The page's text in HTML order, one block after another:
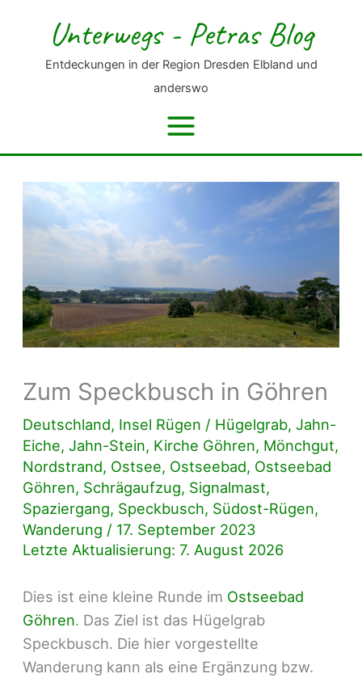
springen
Unterwegs - Petras Blog
Entdeckungen in der Region Dresden Elbland und
anderswo
Zum Speckbusch in Göhren
Deutschland, Insel Rügen / Hügelgrab,Jahn-
Eiche,Jahn-Stein, Kirche Göhren, Mönchgut,
Nordstrand, Ostsee, Ostseebad, Ostseebad
Göhren, Schrägaufzug, Signalmast,
Spaziergang, Speckbusch, Südost-Rügen,
Wanderung / 17. September 2023
Letzte Aktualisierung: 7. August 2026
Dies ist eine kleine Runde im Ostseebad
Göhren. Das Ziel ist das Hügelgrab
Speckbusch. Die hier vorgestellte
Wanderung kann als eine Ergänzung bzw.